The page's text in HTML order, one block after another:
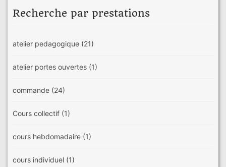
Recherche par prestations
atelier pedagogique (21)
atelier portes ouvertes (1)
commande (24)
Cours collectif (1)
cours hebdomadaire (1)
cours individuel (1)